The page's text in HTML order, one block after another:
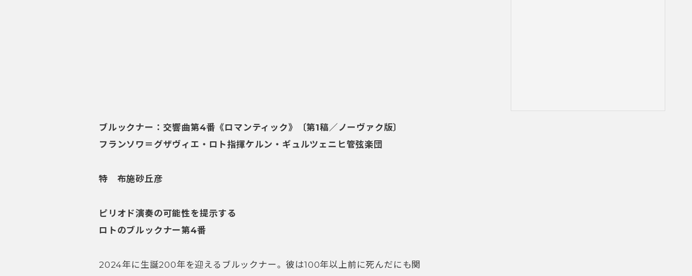
ブルックナー：交響曲第4番《ロマンティック》〔第1稿／ノーヴァク版〕
フランソワ＝グザヴィエ・ロト指揮ケルン・ギュルツェニヒ管弦楽団
特 布施砂丘彦
ピリオド演奏の可能性を提示する
ロトのブルックナー第4番
2024年に生誕200年を迎えるブルックナー。彼は100年以上前に死んだにも関